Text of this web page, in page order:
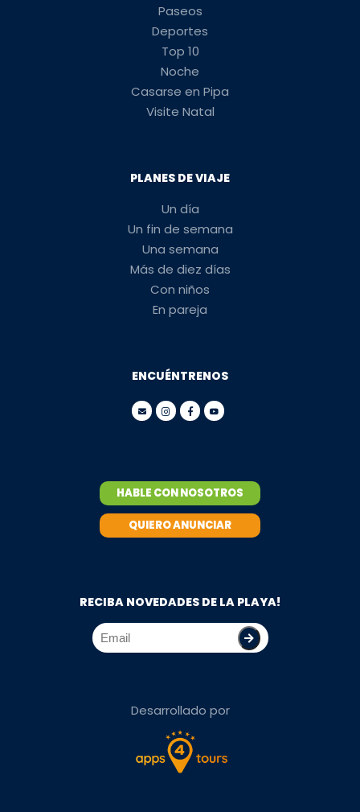
Paseos
Deportes
Top 10
Noche
Casarse en Pipa
Visite Natal
PLANES DE VIAJE
Un día
Un fin de semana
Una semana
Más de diez días
Con niños
En pareja
ENCUÉNTRENOS
HABLE CON NOSOTROS
QUIERO ANUNCIAR
RECIBA NOVEDADES DE LA PLAYA!
Desarrollado por